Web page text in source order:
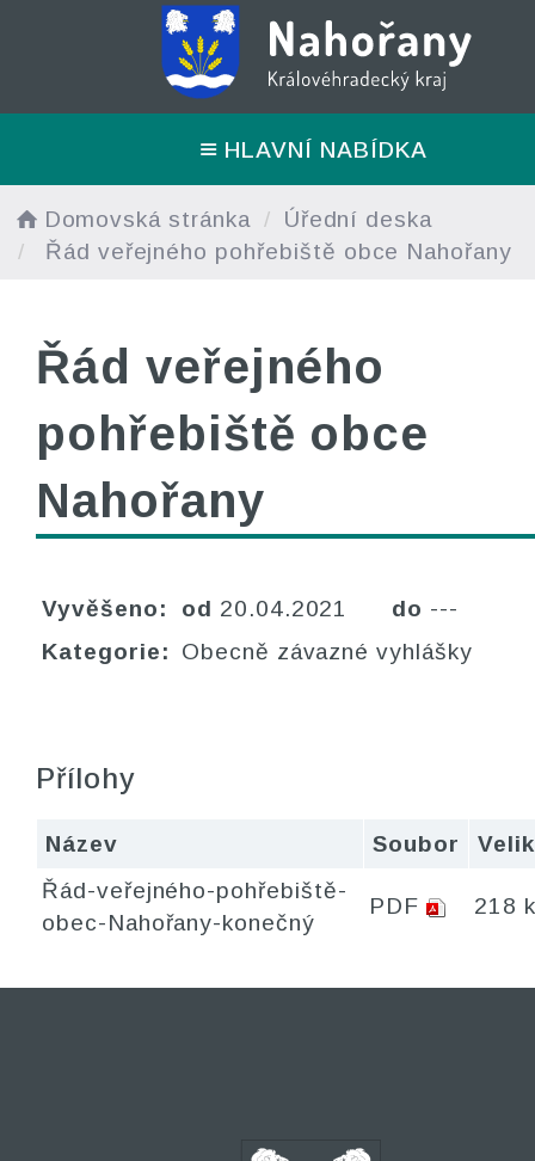
HLAVNÍ NABÍDKA
Domovská stránka
Úřední deska
Řád veřejného pohřebiště obce Nahořany
Řád veřejného
pohřebiště obce
Nahořany
Vyvěšeno: od 20.04.2021 do ---
Kategorie:
Obecně závazné vyhlášky
Přílohy
Název Soubor
Řád-veřejného-pohřebiště-
obec-Nahořany-konečný
PDF 218